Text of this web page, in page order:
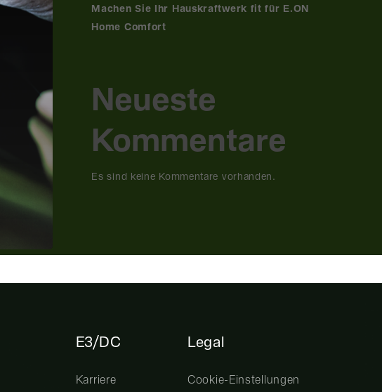
Machen Sie Ihr Hauskraftwerk fit für E.ON
Home Comfort
Neueste
Kommentare
Es sind keine Kommentare vorhanden.
E3/DC
Karriere
Legal
Cookie-Einstellungen